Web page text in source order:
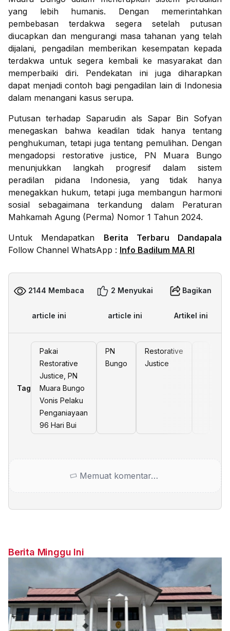
yang lebih humanis. Dengan memerintahkan
pembebasan terdakwa segera setelah putusan
diucapkan dan mengurangi masa tahanan yang telah
dijalani, pengadilan memberikan kesempatan kepada
terdakwa untuk segera kembali ke masyarakat dan
memperbaiki diri. Pendekatan ini juga diharapkan
dapat menjadi contoh bagi pengadilan lain di Indonesia
dalam menangani kasus serupa.
Putusan terhadap Saparudin als Sapar Bin Sofyan
menegaskan bahwa keadilan tidak hanya tentang
penghukuman, tetapi juga tentang pemulihan. Dengan
mengadopsi restorative justice, PN Muara Bungo
menunjukkan langkah progresif dalam sistem
peradilan pidana Indonesia, yang tidak hanya
menegakkan hukum, tetapi juga membangun harmoni
sosial sebagaimana terkandung dalam Peraturan
Mahkamah Agung (Perma) Nomor 1 Tahun 2024.
Untuk Mendapatkan Berita Terbaru Dandapala
Follow Channel WhatsApp : Info Badilum MA RI
2144 Membaca
article ini
2 Menyukai
article ini
Bagikan
Artikel ini
Tag
Pakai
Restorative
Justice, PN
Muara Bungo
Vonis Pelaku
Penganiayaan
96 Hari Bui
PN
Bungo
Restorative
Justice
Memuat komentar…
Berita Minggu Ini